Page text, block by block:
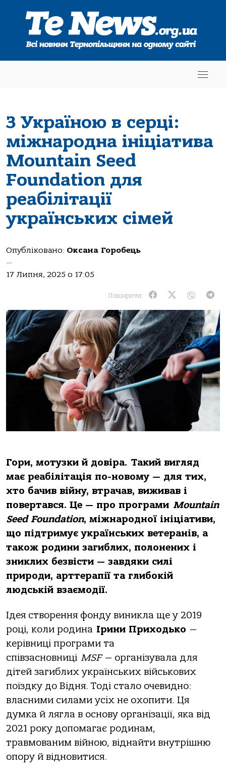
З Україною в серці:
міжнародна ініціатива
Mountain Seed
Foundation для
реабілітації
українських сімей
Опубліковано: Оксана Горобець
—
17 Липня, 2025 о 17:05
Поширити:
Гори, мотузки й довіра. Такий вигляд
має реабілітація по-новому — для тих,
хто бачив війну, втрачав, виживав і
повертався. Це — про програми Mountain
Seed Foundation, міжнародної ініціативи,
що підтримує українських ветеранів, а
також родини загиблих, полонених і
зниклих безвісти — завдяки силі
природи, арттерапії та глибокій
людській взаємодії.
Ідея створення фонду виникла ще у 2019
році, коли родина Ірини Приходько —
керівниці програми та
співзасновниці MSF— організувала для
дітей загиблих українських військових
поїздку до Відня. Тоді стало очевидно:
власними силами усіх не охопити. Ця
думка й лягла в основу організації, яка від
2021 року допомагає родинам,
травмованим війною, віднайти внутрішню
опору й відновитися.